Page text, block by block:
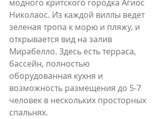
модного критского городка Агиос
Николаос. Из каждой виллы ведет
зеленая тропа к морю и пляжу, и
открывается вид на залив
Мирабелло. Здесь есть терраса,
бассейн, полностью
оборудованная кухня и
возможность размещения до 5-7
человек в нескольких просторных
спальнях.